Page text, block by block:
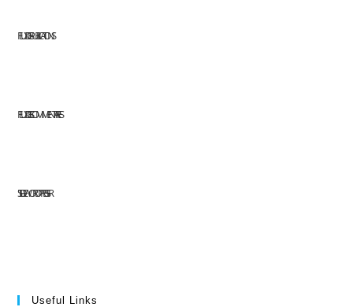
FLUX DES PUBLICATIONS
FLUX DES COMMENTAIRES
SITE DE WORDPRESS-FR
Useful Links